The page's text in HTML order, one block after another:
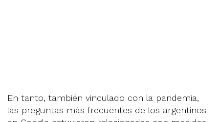
En tanto, también vinculado con la pandemia,
las preguntas más frecuentes de los argentinos